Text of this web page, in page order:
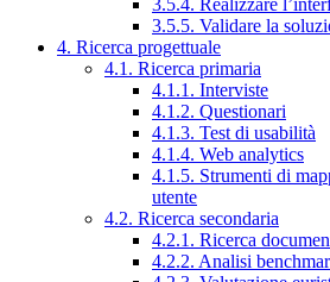
3.5.5. Validare la
4. Ricerca progettuale
4.1. Ricerca primaria
4.1.1. Interviste
4.1.2. Questionari
4.1.3. Test di usabilità
4.1.4. Web analytics
4.1.5. Strumenti di
utente
4.2. Ricerca secondaria
4.2.1. Ricerca
4.2.2. Analisi